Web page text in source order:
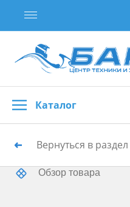
Каталог
Вернуться в раздел
Обзор товара